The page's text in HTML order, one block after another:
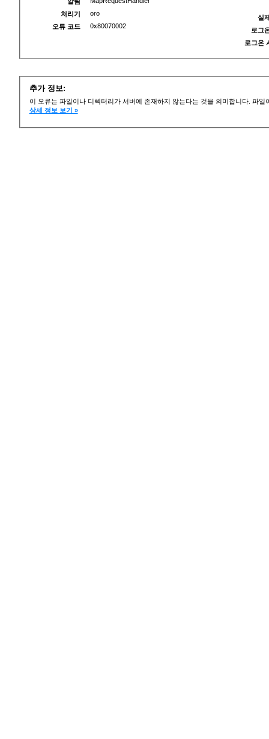
처리기
oro
오류 코드
0x80070002
실
로그
로그온
추가 정보:
이 오류는 파일이나 디렉터리가 서버에 존재하지 않는다는 것을 의미합니다. 파
상세 정보 보기 »